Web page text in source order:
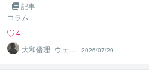
記事
コラム
4
大和優理_ウェル
ネスパートナー
2026/07/20